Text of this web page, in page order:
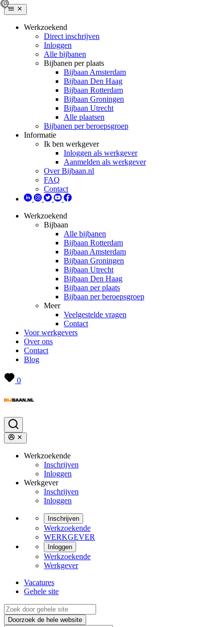
Werkzoekend
Direct inschrijven
Inloggen
Alle bijbanen
Bijbanen per plaats
Bijbaan Amsterdam
Bijbaan Den Haag
Bijbaan Rotterdam
Bijbaan Groningen
Bijbaan Utrecht
Alle plaatsen
Bijbanen per beroepsgroep
Informatie
Ik ben werkgever
Inloggen als werkgever
Aanmelden als werkgever
Over Bijbaan.nl
FAQ
Contact
Werkzoekend
Bijbaan
Alle bijbanen
Bijbaan Rotterdam
Bijbaan Amsterdam
Bijbaan Groningen
Bijbaan Utrecht
Bijbaan Den Haag
Bijbaan per plaats
Bijbaan per beroepsgroep
Meer
Veelgestelde vragen
Contact
Voor werkgevers
Over ons
Contact
Blog
0
Werkzoekende
Inschrijven
Inloggen
Werkgever
Inschrijven
Inloggen
Inschrijven
Werkzoekende
WERKGEVER
Inloggen
Werkzoekende
Werkgever
Vacatures
Gehele site